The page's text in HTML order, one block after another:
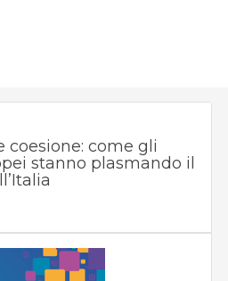
coesione: come gli
stanno plasmando il